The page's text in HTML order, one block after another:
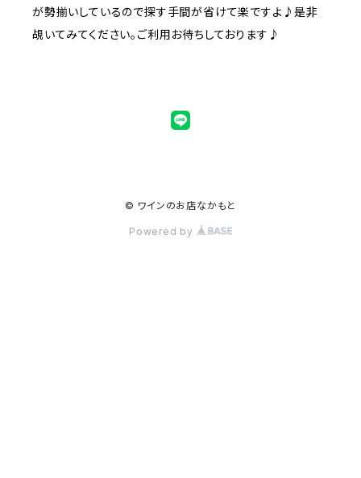
が勢揃いしているので探す手間が省けて楽ですよ♪是非
覘いてみてください。ご利用お待ちしております♪
© ワインのお店なかもと
Powered by